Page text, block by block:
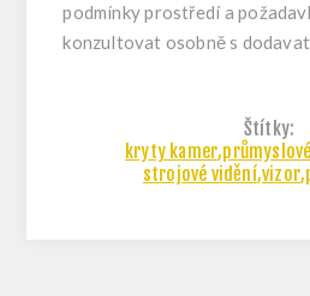
podmínky prostředí a
konzultovat osobně s
Štítky:
kryty kamer,
strojové vidění,vizor,